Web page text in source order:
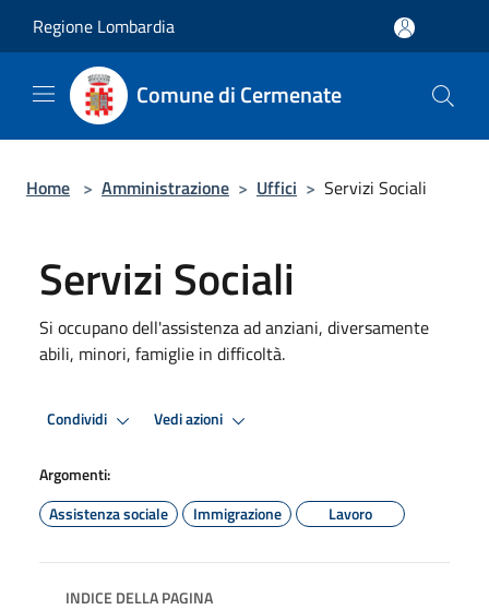
Regione Lombardia
Comune di Cermenate
Home > Amministrazione > Uffici > Servizi Sociali
Servizi Sociali
Si occupano dell'assistenza ad anziani, diversamente
abili, minori, famiglie in difficoltà.
Condividi Vedi azioni
Argomenti:
Assistenza sociale
Immigrazione Lavoro
INDICE DELLA PAGINA